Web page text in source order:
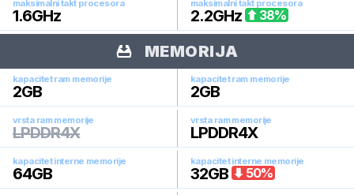
maksimalni takt procesora
1.6GHz
maksimalni takt procesora
2.2GHz 38%
MEMORIJA
kapacitet ram memorije
2GB
kapacitet ram memorije
2GB
vrsta ram memorije
LPDDR4X
vrsta ram memorije
LPDDR4X
kapacitet interne memorije
64GB
kapacitet interne memorije
32GB 50%